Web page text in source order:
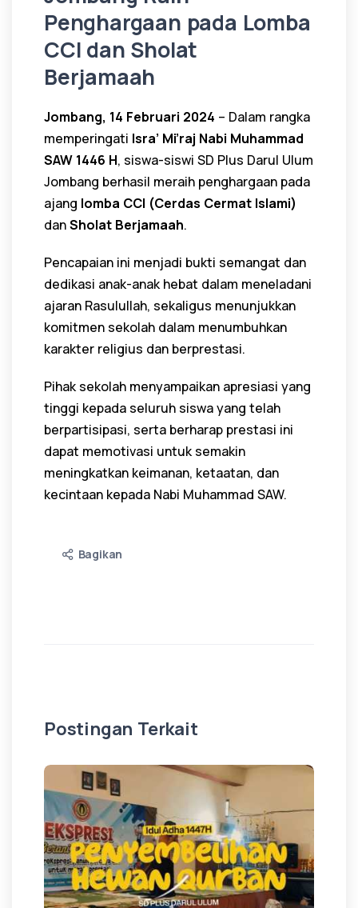
Penghargaan pada Lomba
CCI dan Sholat
Berjamaah
Jombang, 14 Februari 2024 – Dalam rangka
memperingati Isra’ Mi’raj Nabi Muhammad
SAW 1446 H, siswa-siswi SD Plus Darul Ulum
Jombang berhasil meraih penghargaan pada
ajang lomba CCI (Cerdas Cermat Islami)
danSholat Berjamaah.
Pencapaian ini menjadi bukti semangat dan
dedikasi anak-anak hebat dalam meneladani
ajaran Rasulullah, sekaligus menunjukkan
komitmen sekolah dalam menumbuhkan
karakter religius dan berprestasi.
Pihak sekolah menyampaikan apresiasi yang
tinggi kepada seluruh siswa yang telah
berpartisipasi, serta berharap prestasi ini
dapat memotivasi untuk semakin
meningkatkan keimanan, ketaatan, dan
kecintaan kepada Nabi Muhammad SAW.
Bagikan
Postingan Terkait